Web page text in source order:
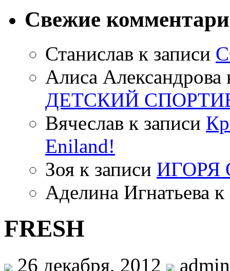
Свежие
Станислав к записи
Алиса Александрова
ДЕТСКИЙ
Вячеслав к записи
Eniland!
Зоя к записи ИГОРЯ
Аделина Игнатьева к
FRESH
26 декабря, 2012 admin